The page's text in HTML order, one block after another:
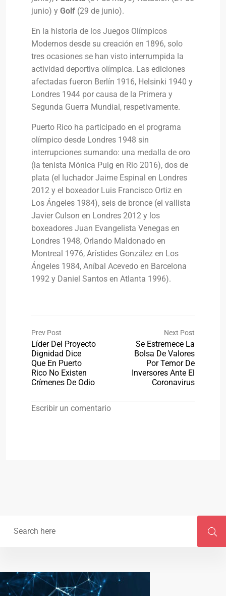
junio) y Golf (29 de junio).
En la historia de los Juegos Olímpicos
Modernos desde su creación en 1896, solo
tres ocasiones se han visto interrumpida la
actividad deportiva olímpica. Las ediciones
afectadas fueron Berlín 1916, Helsinki 1940 y
Londres 1944 por causa de la Primera y
Segunda Guerra Mundial, respetivamente.
Puerto Rico ha participado en el programa
olímpico desde Londres 1948 sin
interrupciones sumando: una medalla de oro
(la tenista Mónica Puig en Rio 2016), dos de
plata (el luchador Jaime Espinal en Londres
2012 y el boxeador Luis Francisco Ortiz en
Los Ángeles 1984), seis de bronce (el vallista
Javier Culson en Londres 2012 y los
boxeadores Juan Evangelista Venegas en
Londres 1948, Orlando Maldonado en
Montreal 1976, Arístides González en Los
Ángeles 1984, Aníbal Acevedo en Barcelona
1992 y Daniel Santos en Atlanta 1996).
Prev Post
Líder Del Proyecto
Dignidad Dice
Que En Puerto
Rico No Existen
Crímenes De Odio
Next Post
Se Estremece La
Bolsa De Valores
Por Temor De
Inversores Ante El
Coronavirus
Escribir un comentario